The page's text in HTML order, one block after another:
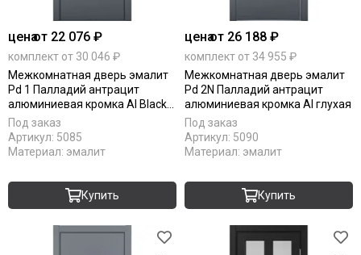
ценаот 22 076 ₽
комплект от 30 046 ₽
Межкомнатная дверь эмалит
Pd 1 Палладий антрацит
алюминиевая кромка Al Black
Edition глухая
Под заказ
Артикул: 5085
Материал: эмалит
Купить
ценаот 26 188 ₽
комплект от 34 955 ₽
Межкомнатная дверь эмалит
Pd 2N Палладий антрацит
алюминиевая кромка Al глухая
Под заказ
Артикул: 5090
Материал: эмалит
Купить